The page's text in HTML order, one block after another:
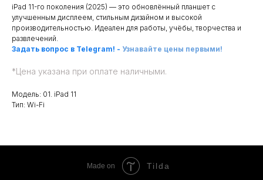
iPad 11-го поколения (2025) — это обновлённый планшет с
улучшенным дисплеем, стильным дизайном и высокой
производительностью. Идеален для работы, учёбы, творчества и
развлечений.
Задать вопрос в Telegram! - Узнавайте цены первыми!
*Цена указана при оплате наличными.
Модель: 01. iPad 11
Тип: Wi-Fi
Made on Tilda